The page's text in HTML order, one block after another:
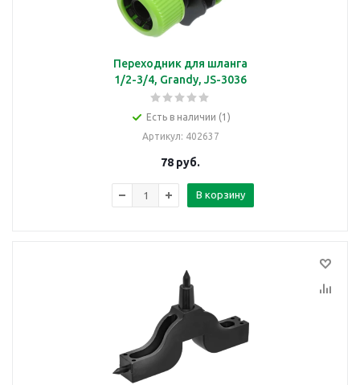
Переходник для шланга
1/2-3/4, Grandy, JS-3036
Есть в наличии (1)
Артикул: 402637
78 руб.
В корзину